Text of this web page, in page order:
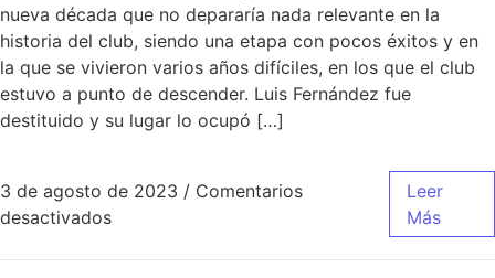
nueva década que no depararía nada relevante en la
historia del club, siendo una etapa con pocos éxitos y en
la que se vivieron varios años difíciles, en los que el club
estuvo a punto de descender. Luis Fernández fue
destituido y su lugar lo ocupó […]
3 de agosto de 2023 / Comentarios
desactivadosen equipacion de real madrid para dream
Leer
Más